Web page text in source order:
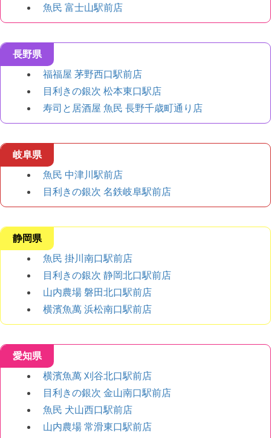
魚民 富士山駅前店
長野県
福福屋 茅野西口駅前店
目利きの銀次 松本東口駅店
寿司と居酒屋 魚民 長野千歳町通り店
岐阜県
魚民 中津川駅前店
目利きの銀次 名鉄岐阜駅前店
静岡県
魚民 掛川南口駅前店
目利きの銀次 静岡北口駅前店
山内農場 磐田北口駅前店
横濱魚萬 浜松南口駅前店
愛知県
横濱魚萬 刈谷北口駅前店
目利きの銀次 金山南口駅前店
魚民 犬山西口駅前店
山内農場 常滑東口駅前店